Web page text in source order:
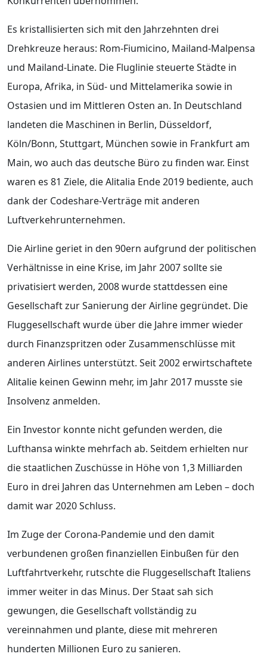
Es kristallisierten sich mit den Jahrzehnten drei
Drehkreuze heraus: Rom-Fiumicino, Mailand-Malpensa
und Mailand-Linate. Die Fluglinie steuerte Städte in
Europa, Afrika, in Süd- und Mittelamerika sowie in
Ostasien und im Mittleren Osten an. In Deutschland
landeten die Maschinen in Berlin, Düsseldorf,
Köln/Bonn, Stuttgart, München sowie in Frankfurt am
Main, wo auch das deutsche Büro zu finden war. Einst
waren es 81 Ziele, die Alitalia Ende 2019 bediente, auch
dank der Codeshare-Verträge mit anderen
Luftverkehrunternehmen.
Die Airline geriet in den 90ern aufgrund der politischen
Verhältnisse in eine Krise, im Jahr 2007 sollte sie
privatisiert werden, 2008 wurde stattdessen eine
Gesellschaft zur Sanierung der Airline gegründet. Die
Fluggesellschaft wurde über die Jahre immer wieder
durch Finanzspritzen oder Zusammenschlüsse mit
anderen Airlines unterstützt. Seit 2002 erwirtschaftete
Alitalie keinen Gewinn mehr, im Jahr 2017 musste sie
Insolvenz anmelden.
Ein Investor konnte nicht gefunden werden, die
Lufthansa winkte mehrfach ab. Seitdem erhielten nur
die staatlichen Zuschüsse in Höhe von 1,3 Milliarden
Euro in drei Jahren das Unternehmen am Leben – doch
damit war 2020 Schluss.
Im Zuge der Corona-Pandemie und den damit
verbundenen großen finanziellen Einbußen für den
Luftfahrtverkehr, rutschte die Fluggesellschaft Italiens
immer weiter in das Minus. Der Staat sah sich
gewungen, die Gesellschaft vollständig zu
vereinnahmen und plante, diese mit mehreren
hunderten Millionen Euro zu sanieren.